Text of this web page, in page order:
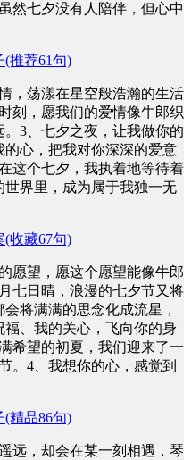
然七夕没有人陪伴，但心中
推荐61句)
，荡漾在星空般浩瀚的生活
刻，愿我们的爱情像牛郎织
3、七夕之夜，让我做你的
心，把我对你深深的爱意
这个七夕，我执着地等待着
界里，成为属于我独一无
收藏67句)
愿望，愿这个愿望能像牛郎
七日晴，浪漫的七夕节又将
将满满的思念化成流星，
、我的关心，飞向你的身
希望的初夏，我们迎来了一
。4、我想你的心，感觉到
精品86句)
远，却会在某一刻相遇，琴